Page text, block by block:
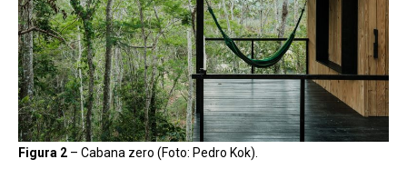
Figura 2 – Cabana zero (Foto: Pedro Kok).